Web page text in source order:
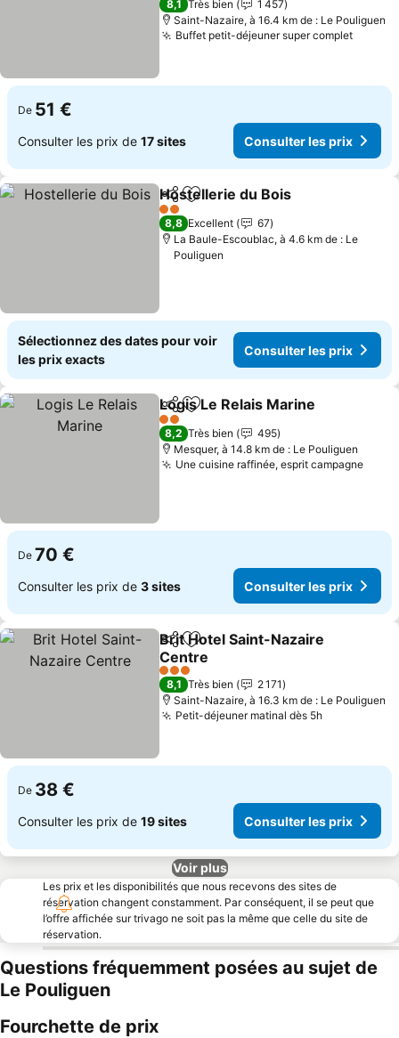
8,1 Très bien
1 457
Saint-Nazaire, à 16.4 km de : Le Pouliguen
Buffet petit-déjeuner super complet
De 51 €
Consulter les prix de 17 sites Consulter les prix
PartagerAjouter à mes favoris
Hostellerie du Bois
2 Étoiles
8,8 Excellent
67
La Baule-Escoublac, à 4.6 km de : Le
Pouliguen
Sélectionnez des dates pour voir
les prix exacts
Consulter les prix
PartagerAjouter à mes favoris
Logis Le Relais Marine
2 Étoiles
8,2 Très bien
495
Mesquer, à 14.8 km de : Le Pouliguen
Une cuisine raffinée, esprit campagne
De 70 €
Consulter les prix de 3 sites Consulter les prix
PartagerAjouter à mes favoris
Brit Hotel Saint-Nazaire
Centre
3 Étoiles
8,1 Très bien
2 171
Saint-Nazaire, à 16.3 km de : Le Pouliguen
Petit-déjeuner matinal dès 5h
De 38 €
Consulter les prix de 19 sites Consulter les prix
Voir plus
Les prix et les disponibilités que nous recevons des sites de
réservation changent constamment. Par conséquent, il se peut que
l’offre affichée sur trivago ne soit pas la même que celle du site de
réservation.
Questions fréquemment posées au sujet de
Le Pouliguen
Fourchette de prix